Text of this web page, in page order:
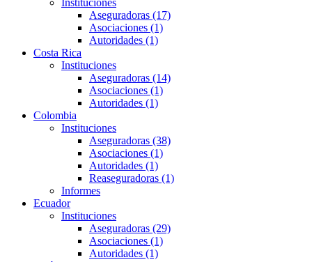
Instituciones
Aseguradoras (17)
Asociaciones (1)
Autoridades (1)
Costa Rica
Instituciones
Aseguradoras (14)
Asociaciones (1)
Autoridades (1)
Colombia
Instituciones
Aseguradoras (38)
Asociaciones (1)
Autoridades (1)
Reaseguradoras (1)
Informes
Ecuador
Instituciones
Aseguradoras (29)
Asociaciones (1)
Autoridades (1)